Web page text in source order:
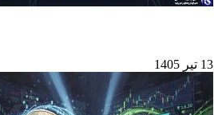
13 تیر 1405